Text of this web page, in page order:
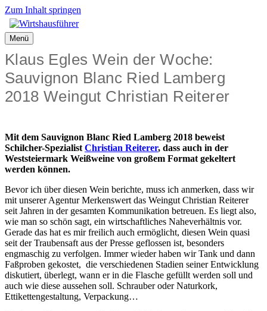
Zum Inhalt springen
Menü
Klaus Egles Wein der Woche:
Sauvignon Blanc Ried Lamberg
2018 Weingut Christian Reiterer
Mit dem Sauvignon Blanc Ried Lamberg 2018 beweist
Schilcher-Spezialist Christian Reiterer, dass auch in der
Weststeiermark Weißweine von großem Format gekeltert
werden können.
Bevor ich über diesen Wein berichte, muss ich anmerken, dass wir
mit unserer Agentur Merkenswert das Weingut Christian Reiterer
seit Jahren in der gesamten Kommunikation betreuen. Es liegt also,
wie man so schön sagt, ein wirtschaftliches Naheverhältnis vor.
Gerade das hat es mir freilich auch ermöglicht, diesen Wein quasi
seit der Traubensaft aus der Presse geflossen ist, besonders
engmaschig zu verfolgen. Immer wieder haben wir Tank und dann
Faßproben gekostet, die verschiedenen Stadien seiner Entwicklung
diskutiert, überlegt, wann er in die Flasche gefüllt werden soll und
auch wie diese aussehen soll. Schrauber oder Naturkork,
Ettikettengestaltung, Verpackung…